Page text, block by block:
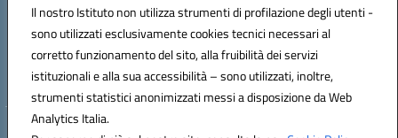
Il nostro Istituto non utilizza strumenti di profilazione degli utenti -
sono utilizzati esclusivamente cookies tecnici necessari al
corretto funzionamento del sito, alla fruibilità dei servizi
istituzionali e alla sua accessibilità – sono utilizzati, inoltre,
strumenti statistici anonimizzati messi a disposizione da Web
Analytics Italia.
Codice fiscale: 83002470876
Codice meccanografico:CTIC83200R
Codice Indice delle Pubbliche Amministrazioni (IPA): istsc_CTIC83200R
Codice unico di fatturazione (CUF): UF7TEB
Hosting & Powered by 3D Solution S.r.l.